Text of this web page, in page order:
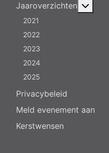
Jaaroverzichten
2021
2022
2023
2024
2025
Privacybeleid
Meld evenement aan
Kerstwensen